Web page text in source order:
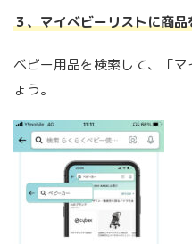
３、マイベビーリストに商
ベビー用品を検索して、「
ょう。